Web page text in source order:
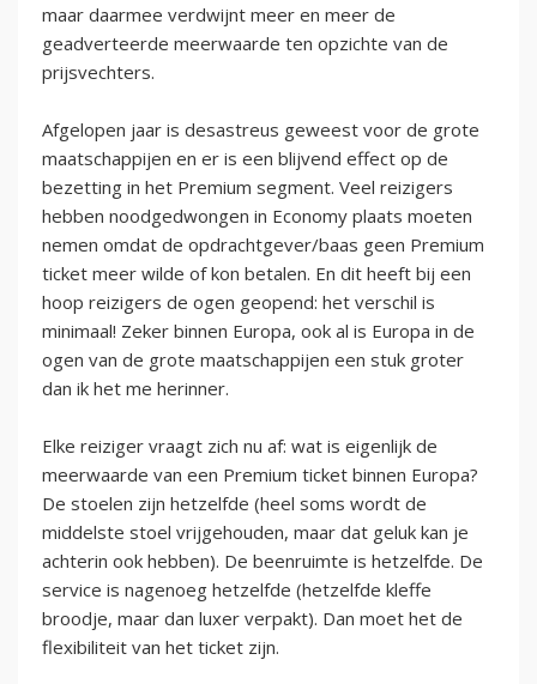
maar daarmee verdwijnt meer en meer de
geadverteerde meerwaarde ten opzichte van de
prijsvechters.
Afgelopen jaar is desastreus geweest voor de grote
maatschappijen en er is een blijvend effect op de
bezetting in het Premium segment. Veel reizigers
hebben noodgedwongen in Economy plaats moeten
nemen omdat de opdrachtgever/baas geen Premium
ticket meer wilde of kon betalen. En dit heeft bij een
hoop reizigers de ogen geopend: het verschil is
minimaal! Zeker binnen Europa, ook al is Europa in de
ogen van de grote maatschappijen een stuk groter
dan ik het me herinner.
Elke reiziger vraagt zich nu af: wat is eigenlijk de
meerwaarde van een Premium ticket binnen Europa?
De stoelen zijn hetzelfde (heel soms wordt de
middelste stoel vrijgehouden, maar dat geluk kan je
achterin ook hebben). De beenruimte is hetzelfde. De
service is nagenoeg hetzelfde (hetzelfde kleffe
broodje, maar dan luxer verpakt). Dan moet het de
flexibiliteit van het ticket zijn.